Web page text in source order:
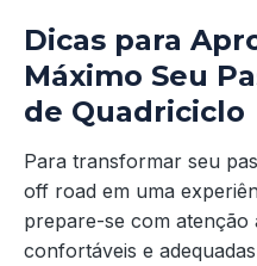
Dicas para
Máximo Seu
de Quadriciclo
Para transformar seu
off road em uma
prepare-se com atenção
confortáveis e